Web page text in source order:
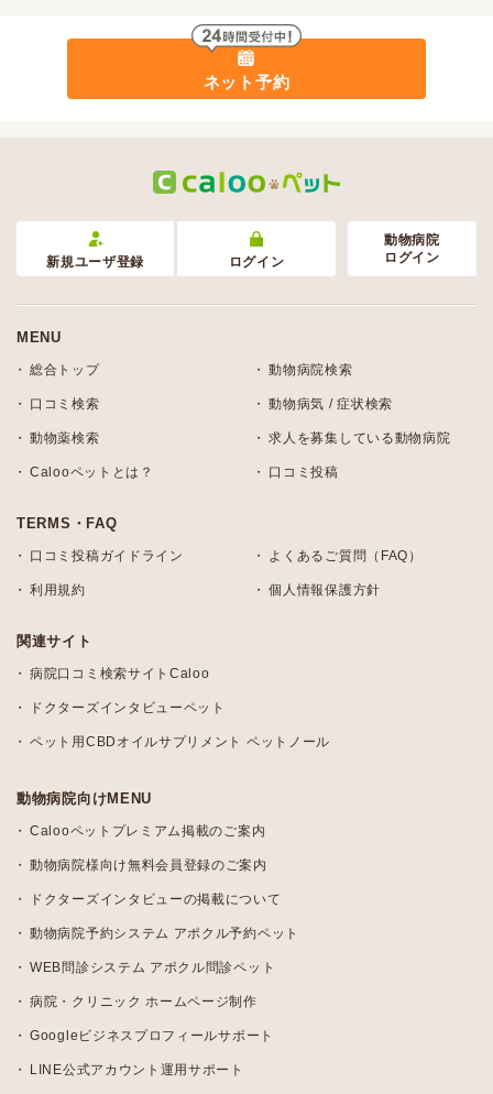
ネット予約
新規ユーザ登録 ログイン
動物病院
ログイン
MENU
総合トップ 動物病院検索
口コミ検索 動物病気 / 症状検索
動物薬検索 求人を募集している動物病院
Calooペットとは？ 口コミ投稿
TERMS・FAQ
口コミ投稿ガイドライン よくあるご質問（FAQ）
利用規約 個人情報保護方針
関連サイト
病院口コミ検索サイトCaloo
ドクターズインタビューペット
ペット用CBDオイルサプリメント ペットノール
動物病院向けMENU
Calooペットプレミアム掲載のご案内
動物病院様向け無料会員登録のご案内
ドクターズインタビューの掲載について
動物病院予約システム アポクル予約ペット
WEB問診システム アポクル問診ペット
病院・クリニック ホームページ制作
Googleビジネスプロフィールサポート
LINE公式アカウント運用サポート